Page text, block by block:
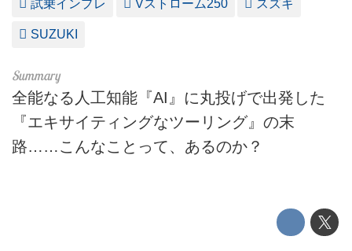
試乗インプレ Vストローム250 スズキ
SUZUKI
全能なる人工知能『AI』に丸投げで出発した
『エキサイティングなツーリング』の末
路……こんなことって、あるのか？